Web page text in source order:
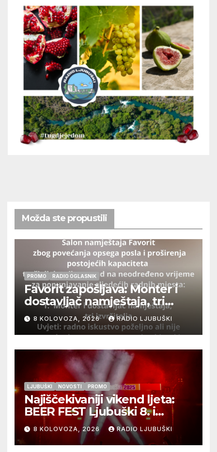
Možda ste propustili
PROMO RADIO OGLASNIK
Favorit zapošljava: Monter i
dostavljač namještaja, tri
izvršitelja
8 KOLOVOZA, 2026 RADIO LJUBUŠKI
LJUBUŠKI NOVOSTI PROMO
Najiščekivaniji vikend ljeta:
BEER FEST Ljubuški 8. i
9.kolovoza
8 KOLOVOZA, 2026 RADIO LJUBUŠKI